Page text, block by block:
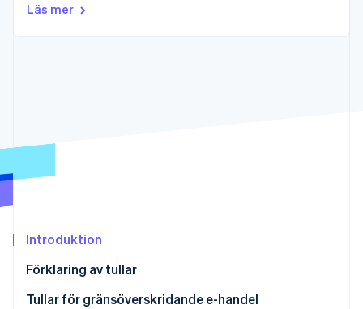
Atlas
Läs mer
Introduktion
Förklaring av tullar
Syftet med tullar
Tullar för gränsöverskridande e-handel